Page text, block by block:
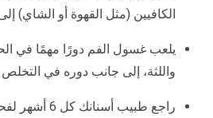
الكافيين (مثل القهوة أو الشاي)
يلعب غسول الفم دورًا مهمًا في
واللثة، إلى جانب دوره في
راجع طبيب أسنانك كل 6 أشهر لفحص الفم وتنظيف الأسنان.